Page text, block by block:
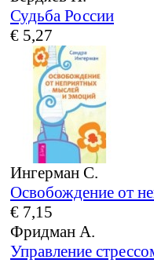
Судьба России
€ 5,27
Ингерман С.
Освобождение от
€ 7,15
Фридман А.
Управление